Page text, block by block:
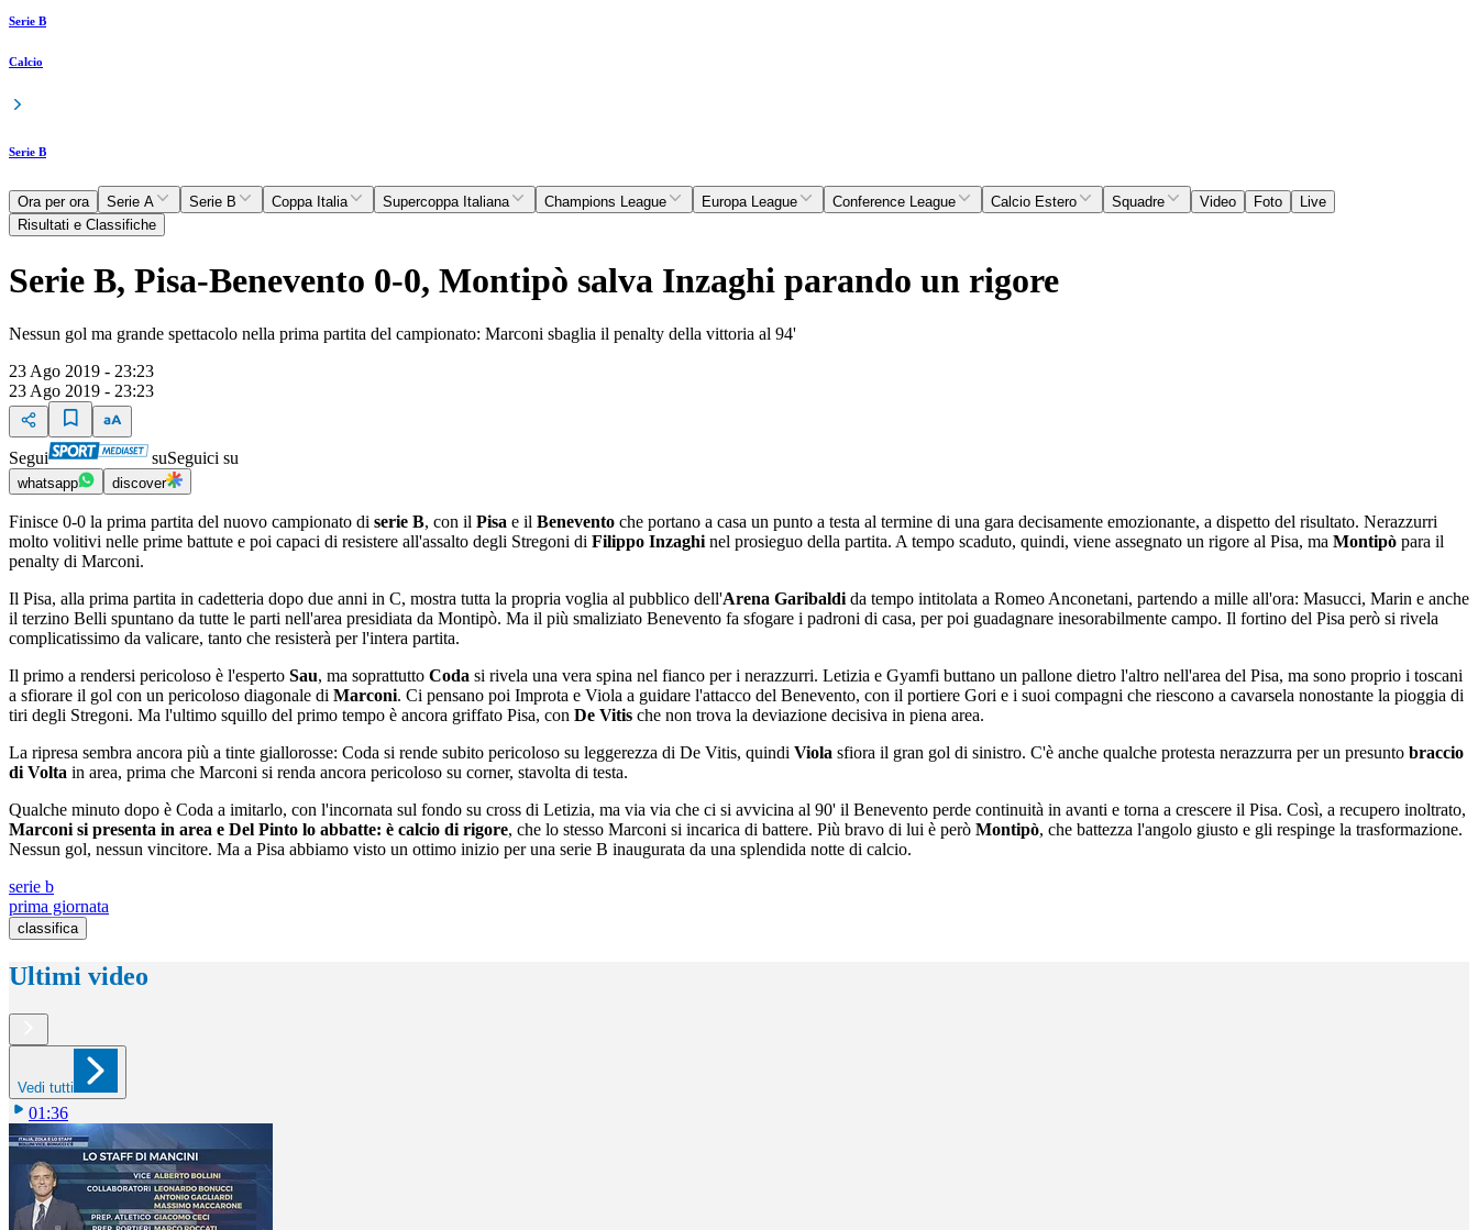
Serie B
Calcio
Serie B
Ora per ora Serie A Serie B Coppa Italia Supercoppa Italiana Champions League Europa League Conference League Calcio Estero Squadre Video Foto
Live
Risultati e Classifiche
Serie B, Pisa-Benevento 0-0, Montipò salva Inzaghi parando un rigore
Nessun gol ma grande spettacolo nella prima partita del campionato: Marconi sbaglia il penalty della vittoria al 94'
23 Ago 2019 - 23:23
23 Ago 2019 - 23:23
Segui suSeguici su
whatsapp discover
Finisce 0-0 la prima partita del nuovo campionato di serie B, con il Pisa e il Benevento che portano a casa un punto a testa al termine di una gara decisamente emozionante, a dispetto del risultato. Nerazzurri
molto volitivi nelle prime battute e poi capaci di resistere all'assalto degli Stregoni di Filippo Inzaghi nel prosieguo della partita. A tempo scaduto, quindi, viene assegnato un rigore al Pisa, ma Montipò para il
penalty di Marconi.
Il Pisa, alla prima partita in cadetteria dopo due anni in C, mostra tutta la propria voglia al pubblico dell'Arena Garibaldi da tempo intitolata a Romeo Anconetani, partendo a mille all'ora: Masucci, Marin e anche
il terzino Belli spuntano da tutte le parti nell'area presidiata da Montipò. Ma il più smaliziato Benevento fa sfogare i padroni di casa, per poi guadagnare inesorabilmente campo. Il fortino del Pisa però si rivela
complicatissimo da valicare, tanto che resisterà per l'intera partita.
Il primo a rendersi pericoloso è l'esperto Sau, ma soprattutto Coda si rivela una vera spina nel fianco per i nerazzurri. Letizia e Gyamfi buttano un pallone dietro l'altro nell'area del Pisa, ma sono proprio i toscani
a sfiorare il gol con un pericoloso diagonale di Marconi. Ci pensano poi Improta e Viola a guidare l'attacco del Benevento, con il portiere Gori e i suoi compagni che riescono a cavarsela nonostante la pioggia di
tiri degli Stregoni. Ma l'ultimo squillo del primo tempo è ancora griffato Pisa, con De Vitis che non trova la deviazione decisiva in piena area.
La ripresa sembra ancora più a tinte giallorosse: Coda si rende subito pericoloso su leggerezza di De Vitis, quindi Viola sfiora il gran gol di sinistro. C'è anche qualche protesta nerazzurra per un presunto braccio
di Volta in area, prima che Marconi si renda ancora pericoloso su corner, stavolta di testa.
Qualche minuto dopo è Coda a imitarlo, con l'incornata sul fondo su cross di Letizia, ma via via che ci si avvicina al 90' il Benevento perde continuità in avanti e torna a crescere il Pisa. Così, a recupero inoltrato,
Marconi si presenta in area e Del Pinto lo abbatte: è calcio di rigore, che lo stesso Marconi si incarica di battere. Più bravo di lui è però Montipò, che battezza l'angolo giusto e gli respinge la trasformazione.
Nessun gol, nessun vincitore. Ma a Pisa abbiamo visto un ottimo inizio per una serie B inaugurata da una splendida notte di calcio.
serie b
prima giornata
classifica
Ultimi video
Vedi tutti
01:36